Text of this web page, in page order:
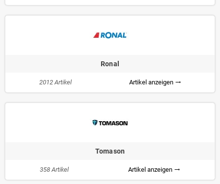
Ronal
2012 Artikel Artikel anzeigen trending_flat
Tomason
358 Artikel Artikel anzeigen trending_flat